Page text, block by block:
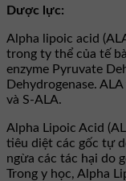
Dược lực:
Alpha lipoic acid
trong ty thể của tế
enzyme Pyruvate
Dehydrogenase.
và S-ALA.
Alpha Lipoic Acid
tiêu diệt các gốc tự
ngừa các tác hại do
Trong y học, Alpha